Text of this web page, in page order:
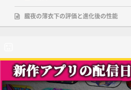
朧夜の薄衣下の評価と進化後の性能